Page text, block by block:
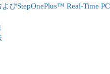
びStepOnePlus™ Real-Time